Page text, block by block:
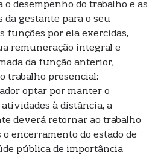
o desempenho do trabalho e as
da gestante para o seu
funções por ela exercidas,
remuneração integral e
da função anterior,
trabalho presencial;
optar por manter o
à distância, a
deverá retornar ao trabalho
o encerramento do estado de
pública de importância